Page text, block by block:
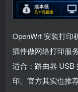
OpenWrt 安装打印
插件做网络打印服
适合：路由器 USB
印。官方其实也推